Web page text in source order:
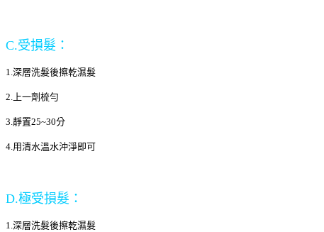
C.受損髮：
1.深層洗髮後擦乾濕髮
2.上一劑梳勻
3.靜置25~30分
4.用清水溫水沖淨即可
D.極受損髮：
1.深層洗髮後擦乾濕髮